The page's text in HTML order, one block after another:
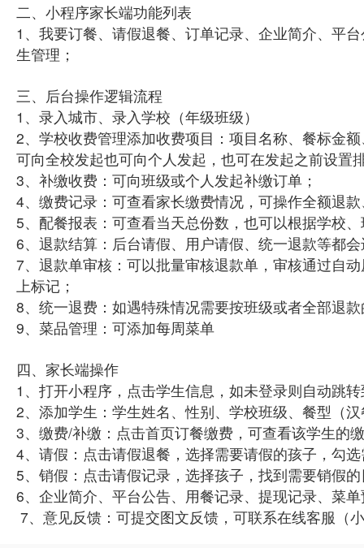
二、小程序家长端功能列表
1、我要订餐、请假退餐、订单记录、企业简介、平
生管理；
三、后台操作逻辑流程
1、录入城市、录入学校（年级班级）
2、学校收费管理添加收费项目：项目名称、餐标金
可向全校发起也可向个人发起，也可在发起之前设置
3、补缴收费：可向班级或个人发起补缴订单；
4、缴费记录：可查看家长缴费情况，可操作全额退
5、配餐报表：可查看当天总份数，也可以根据学校
6、退款结算：后台请假、用户请假、统一退款等都
7、退款单审核：可以批量审核退款单，审核通过自
上标记；
8、统一退费：如遇特殊情况需要按班级或者全部退
9、菜品管理：可添加每周菜单
四、家长端操作
1、打开小程序，点击学生信息，如未登录则自动跳
2、添加学生：学生姓名、性别、学校班级、餐型（
3、缴费/补缴：点击首页订餐缴费，可查看该学生的
4、请假：点击请假退餐，选择需要请假的孩子，勾
5、销假：点击请假记录，选择孩子，找到需要销假
6、企业简介、平台公告、用餐记录、提现记录、菜
7、意见反馈：可提交图文反馈，可联系在线客服（